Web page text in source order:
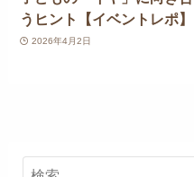
うヒント【イベントレポ】
2026年4月2日